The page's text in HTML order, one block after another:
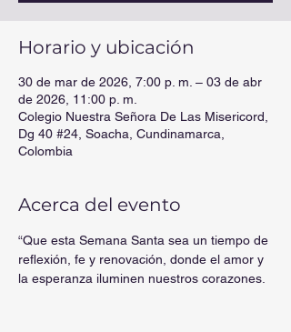
Horario y ubicación
30 de mar de 2026, 7:00 p. m. – 03 de abr
de 2026, 11:00 p. m.
Colegio Nuestra Señora De Las Misericord,
Dg 40 #24, Soacha, Cundinamarca,
Colombia
Acerca del evento
“Que esta Semana Santa sea un tiempo de
reflexión, fe y renovación, donde el amor y
la esperanza iluminen nuestros corazones.